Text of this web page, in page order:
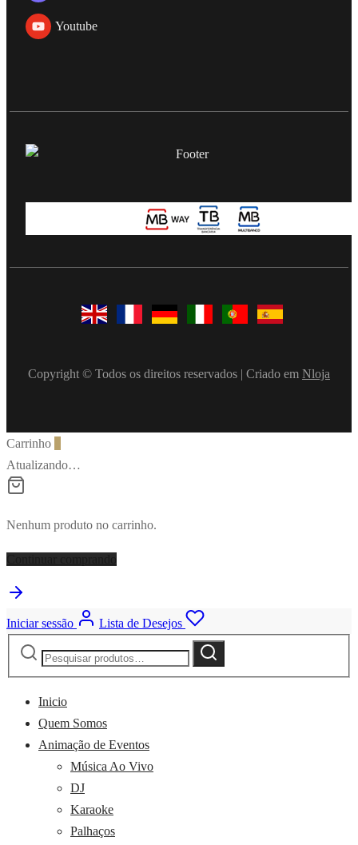
Youtube
Copyright © Todos os direitos reservados | Criado em Nloja
Carrinho
Atualizando…
Nenhum produto no carrinho.
Iniciar sessão
Lista de Desejos
Pesquisar
Pesquisa
Inicio
Quem Somos
Animação de Eventos
Música Ao Vivo
DJ
Karaoke
Palhaços